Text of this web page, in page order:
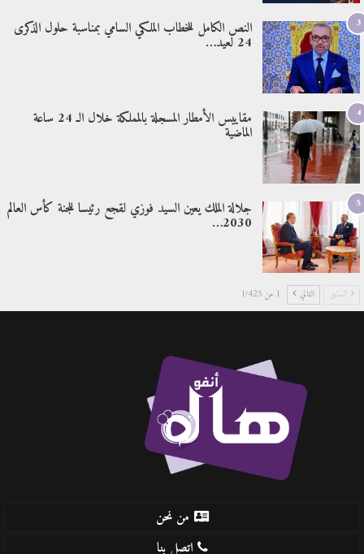
3 النص الكامل للخطاب الملكي السامي بمناسبة حلول الذكرى
24 لعيد…
4 مقاييس الأمطار المسجلة بالمملكة خلال الـ 24 ساعة
الماضية
5 جلالة الملك يعين السيد فوزي لقجع رئيسا للجنة كأس العالم
2030…
السابق التالي 1 من 1٬425
من نحن
اتصل بنا